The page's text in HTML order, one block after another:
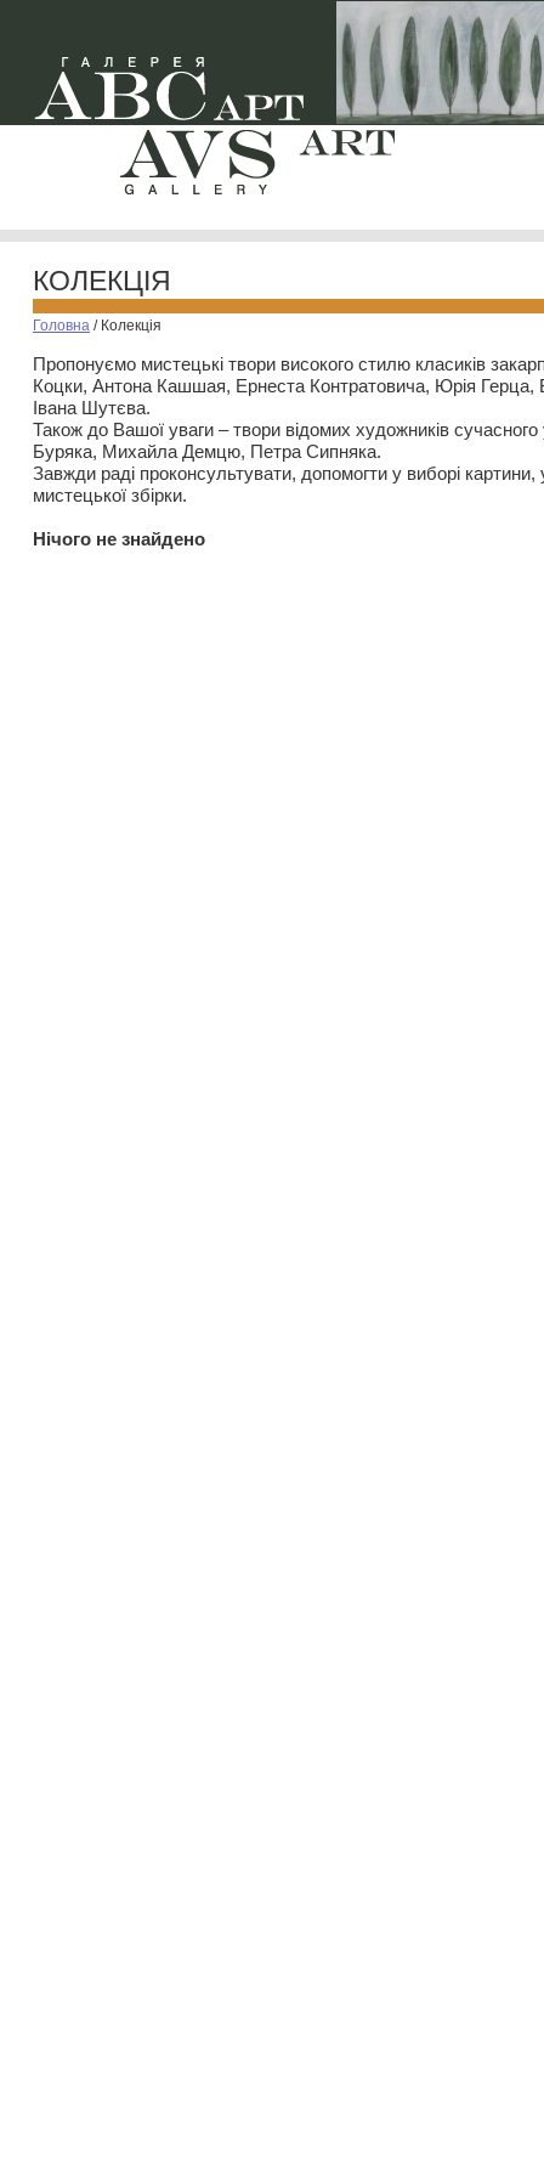
КОЛЕКЦІЯ
Головна / Колекція
Пропонуємо мистецькі твори високого стилю класиків
Коцки, Антона Кашшая, Ернеста Контратовича, Юрія
Івана Шутєва.
Також до Вашої уваги – твори відомих художників
Буряка, Михайла Демцю, Петра Сипняка.
Завжди раді проконсультувати, допомогти у виборі картини,
мистецької збірки.
Нiчого не знайдено